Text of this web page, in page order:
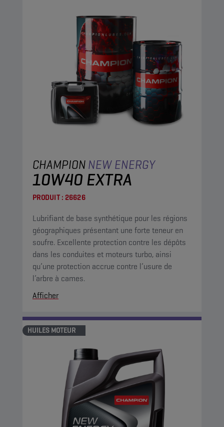
CHAMPIONNEW ENERGY
10W40 EXTRA
PRODUIT : 26626
Lubrifiant de base synthétique pour les régions
géographiques présentant une forte teneur en
soufre. Excellente protection contre les dépôts
dans les conduites et moteurs turbo, ainsi
qu’une protection accrue contre l’usure de
l’arbre à cames.
Afficher
HUILES MOTEUR